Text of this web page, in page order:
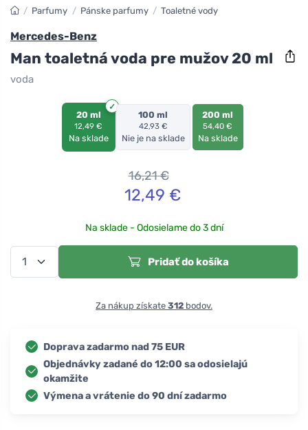
/ Parfumy / Pánske parfumy / Toaletné vody
Mercedes-Benz
Man toaletná voda pre mužov 20 ml
voda
20 ml
12,49 €
Na sklade
100 ml
42,93 €
Nie je na sklade
200 ml
54,40 €
Na sklade
16,21€
12,49 €
Na sklade - Odosielame do 3 dní
Pridať do košíka
Za nákup získate 312 bodov.
Doprava zadarmo nad 75 EUR
Objednávky zadané do 12:00 sa odosielajú
okamžite
Výmena a vrátenie do 90 dní zadarmo